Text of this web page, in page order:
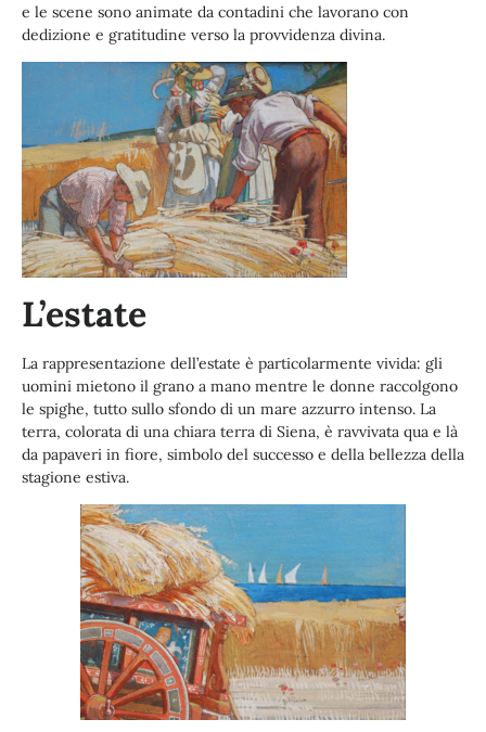
e le scene sono animate da contadini che lavorano con
dedizione e gratitudine verso la provvidenza divina.
L’estate
La rappresentazione dell’estate è particolarmente vivida: gli
uomini mietono il grano a mano mentre le donne raccolgono
le spighe, tutto sullo sfondo di un mare azzurro intenso. La
terra, colorata di una chiara terra di Siena, è ravvivata qua e là
da papaveri in fiore, simbolo del successo e della bellezza della
stagione estiva.